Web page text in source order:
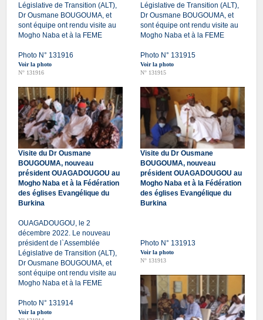
Législative de Transition (ALT),
Dr Ousmane BOUGOUMA, et
sont équipe ont rendu visite au
Mogho Naba et à la FEME
Photo N° 131916
Voir la photo
N° 131916
Législative de Transition (ALT),
Dr Ousmane BOUGOUMA, et
sont équipe ont rendu visite au
Mogho Naba et à la FEME
Photo N° 131915
Voir la photo
N° 131915
Visite du Dr Ousmane
BOUGOUMA, nouveau
président OUAGADOUGOU au
Mogho Naba et à la Fédération
des églises Evangélique du
Burkina
OUAGADOUGOU, le 2
décembre 2022. Le nouveau
président de l`Assemblée
Législative de Transition (ALT),
Dr Ousmane BOUGOUMA, et
sont équipe ont rendu visite au
Mogho Naba et à la FEME
Photo N° 131914
Voir la photo
Visite du Dr Ousmane
BOUGOUMA, nouveau
président OUAGADOUGOU au
Mogho Naba et à la Fédération
des églises Evangélique du
Burkina
Photo N° 131913
Voir la photo
N° 131913